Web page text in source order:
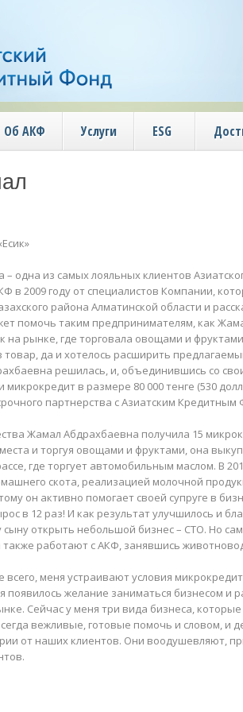
Об АКФ Услуги ESG
одна из самых лояльных клиентов
в 2009 году от специалистов Компании,
района Алматинской области и
помочь таким предпринимателям, как
на рынке, где торговала овощами и
да и хотелось расширить
решилась, и, объединившись со
в размере 80 000 тенге (530
партнерства с Азиатским
Жамал Абдрахбаевна получила 15
и торгуя овощами и фруктами, она
где торгует автомобильным маслом. В
скота, реализацией молочной
он активно помогает своей супруге в
в 12 раз! И как результат улучшилось и
сыну открыть небольшой бизнес – СТО. Но
работают с АКФ, занявшись
всего, меня устраивают условия
появилось желание заниматься бизнесом и
Сейчас у меня три вида бизнеса,
вежливые, готовые помочь и словом,
от наших клиентов. Они воодушевляют,